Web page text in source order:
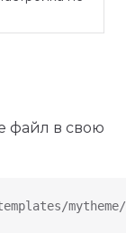
файл в свою
mytheme/